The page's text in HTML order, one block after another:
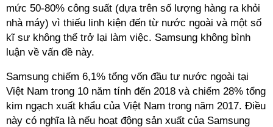
mức 50-80% công suất (dựa trên số lượng hàng ra khỏi
nhà máy) vì thiếu linh kiện đến từ nước ngoài và một số
kĩ sư không thể trở lại làm việc. Samsung không bình
luận về vấn đề này.
Samsung chiếm 6,1% tổng vốn đầu tư nước ngoài tại
Việt Nam trong 10 năm tính đến 2018 và chiếm 28% tổng
kim ngạch xuất khẩu của Việt Nam trong năm 2017. Điều
này có nghĩa là nếu hoạt động sản xuất của Samsung